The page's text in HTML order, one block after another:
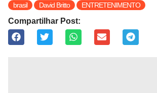
brasil David Britto ENTRETENIMENTO
Compartilhar Post: